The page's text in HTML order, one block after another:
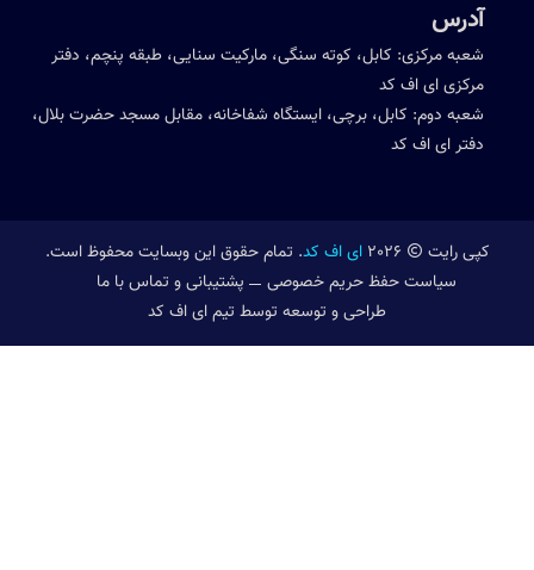
آدرس
شعبه مرکزی: کابل، کوته سنگی، مارکیت سنایی، طبقه پنچم، دفتر
مرکزی ای اف کد
شعبه دوم: کابل، برچی، ایستگاه شفاخانه، مقابل مسجد حضرت بلال،
دفتر ای اف کد
کپی رایت 2026 ای اف کد. تمام حقوق این وبسایت محفوظ است.
سیاست حفظ حریم خصوصی
پشتیبانی و تماس با ما
طراحی و توسعه توسط تیم ای اف کد